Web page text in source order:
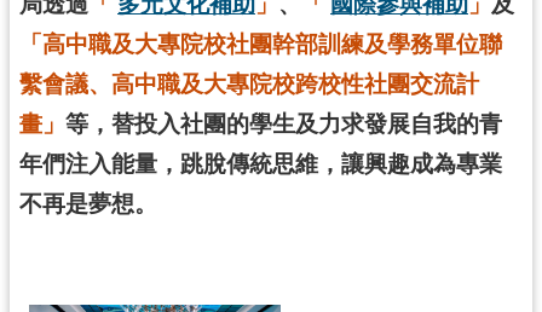
告
便
服
務
桃
源
「高中職及大專院校社團幹部訓練及學務單位聯
繫會議、高中職及大專院校跨校性社團交流計
畫」 等，替投入社團的學生及力求發展自我的青
年們注入能量，跳脫傳統思維，讓興趣成為專業
不再是夢想。